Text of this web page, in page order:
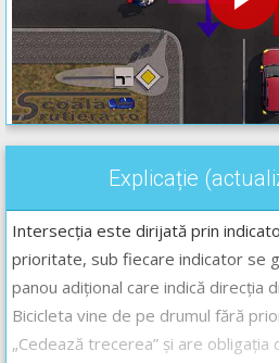
Explicație
Intersecția este dirijată prin
prioritate, sub fiecare indicator se
panou adițional care indică direcția
Bicicleta vine de pe drumul fără
„Cedează trecerea” și are